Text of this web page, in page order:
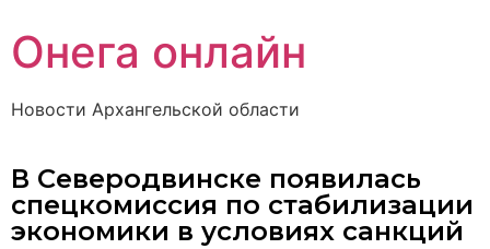
Онега онлайн
Новости Архангельской области
В Северодвинске появилась
спецкомиссия по стабилизации
экономики в условиях санкций